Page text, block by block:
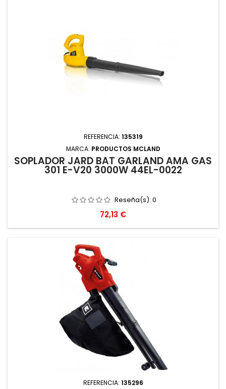
REFERENCIA: 135319
MARCA: PRODUCTOS MCLAND
SOPLADOR JARD BAT GARLAND AMA GAS
301 E-V20 3000W 44EL-0022
Reseña(s): 0
Precio
72,13 €
REFERENCIA: 135296